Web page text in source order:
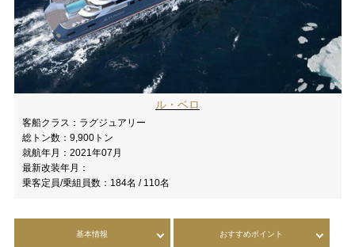
ル・ベロ
客船クラス： ラグジュアリー
総トン数： 9,900トン
就航年月： 2021年07月
最新改装年月：
乗客定員/乗組員数： 184名 / 110名
基本情報 おすすめポイント